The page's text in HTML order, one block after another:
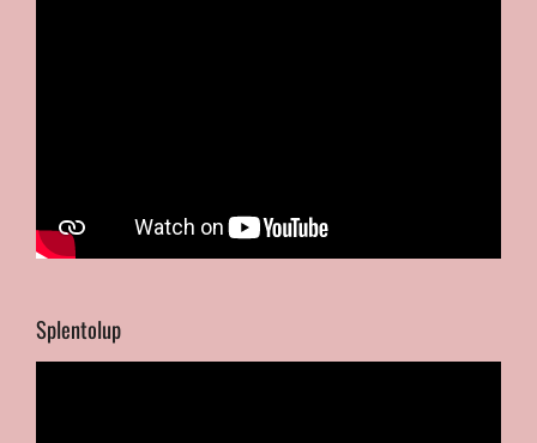
Splentolup